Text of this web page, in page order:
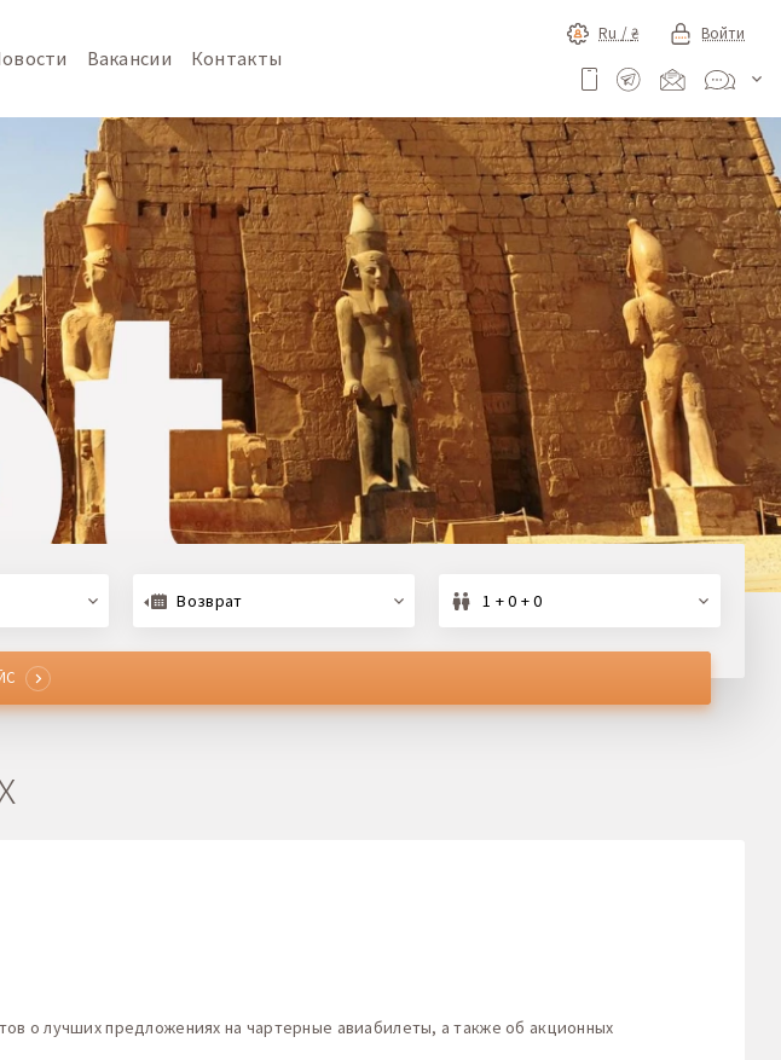
Вакансии Контакты
Ru /₴ Войти
Возврат 1 + 0 + 0
о лучших предложениях на чартерные авиабилеты, а также об акционных